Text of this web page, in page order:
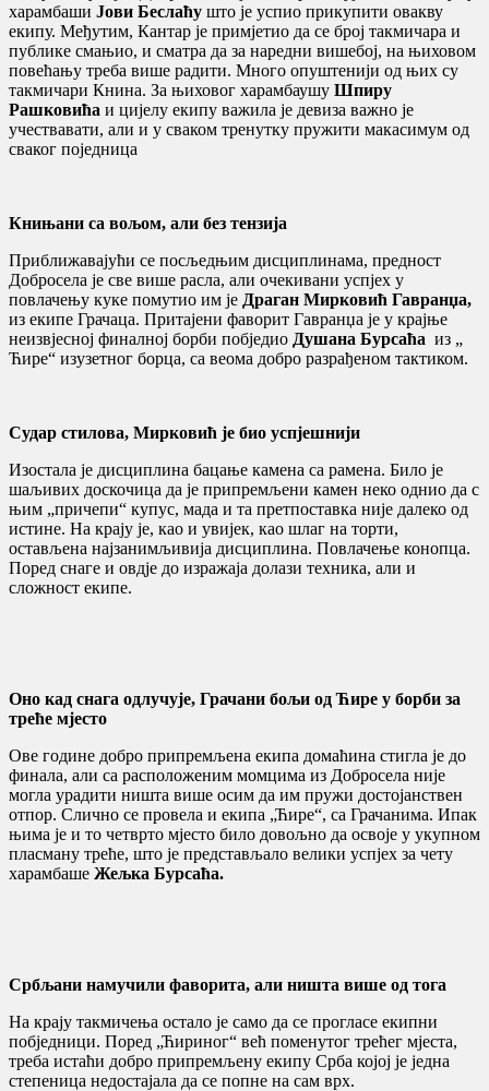
харамбаши Јови Беслаћу што је успио прикупити овакву
екипу. Међутим, Кантар је примјетио да се број такмичара и
публике смањио, и сматра да за наредни вишебој, на њиховом
повећању треба више радити. Много опуштенији од њих су
такмичари Книна. За њиховог харамбаушу Шпиру
Рашковића и цијелу екипу важила је девиза важно је
учествавати, али и у сваком тренутку пружити макасимум од
сваког поједница
Книњани са вољом, али без тензија
Приближавајући се посљедњим дисциплинама, предност
Добросела је све више расла, али очекивани успјех у
повлачењу куке помутио им је Драган Мирковић Гавранџа,
из екипе Грачаца. Притајени фаворит Гавранџа је у крајње
неизвјесној финалној борби побједио Душана Бурсаћа из „
Ћире“ изузетног борца, са веома добро разрађеном тактиком.
Судар стилова, Мирковић је био успјешнији
Изостала је дисциплина бацање камена са рамена. Било је
шаљивих доскочица да је припремљени камен неко однио да с
њим „причепи“ купус, мада и та претпоставка није далеко од
истине. На крају је, као и увијек, као шлаг на торти,
остављена најзанимљивија дисциплина. Повлачење конопца.
Поред снаге и овдје до изражаја долази техника, али и
сложност екипе.
Оно кад снага одлучује, Грачани бољи од Ћире у борби за
треће мјесто
Ове године добро припремљена екипа домаћина стигла је до
финала, али са расположеним момцима из Добросела није
могла урадити ништа више осим да им пружи достојанствен
отпор. Слично се провела и екипа „Ћире“, са Грачанима. Ипак
њима је и то четврто мјесто било довољно да освоје у укупном
пласману треће, што је представљало велики успјех за чету
харамбаше Жељка Бурсаћа.
Србљани намучили фаворита, али ништа више од тога
На крају такмичења остало је само да се прогласе екипни
побједници. Поред „Ћириног“ већ поменутог трећег мјеста,
треба истаћи добро припремљену екипу Срба којој је једна
степеница недостајала да се попне на сам врх.